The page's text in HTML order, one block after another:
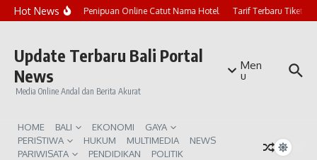
Lewati ke konten
Hot NewsMarak Penipuan Online Catut Nama Hotel Tarif Terbaru Tiket
Update Terbaru Bali Portal
News
Media Online Andal dan Berita Akurat
Men
u
HOME BALI EKONOMI
GAYA
PERISTIWA
HUKUM MULTIMEDIA
NEWS
PARIWISATA
PENDIDIKAN
POLITIK